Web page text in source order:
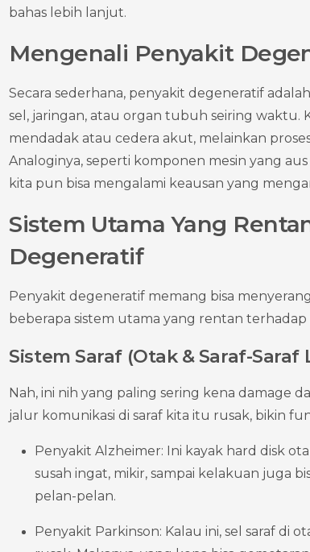
bahas lebih lanjut.
Mengenali Penyakit
Secara sederhana, penyakit degeneratif
sel, jaringan, atau organ tubuh seiring waktu.
mendadak atau cedera akut, melainkan
Analoginya, seperti komponen mesin yang
kita pun bisa mengalami keausan yang
Sistem Utama Yang
Degeneratif
Penyakit degeneratif memang bisa
beberapa sistem utama yang rentan
Sistem Saraf (Otak & Saraf-Saraf
Nah, ini nih yang paling sering kena damage
jalur komunikasi di saraf kita itu rusak, bikin
Penyakit Alzheimer: Ini kayak hard disk
susah ingat, mikir, sampai kelakuan juga
pelan-pelan.
Penyakit Parkinson: Kalau ini, sel saraf di